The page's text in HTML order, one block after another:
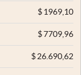
$1969,10
$7709,96
$26.690,62